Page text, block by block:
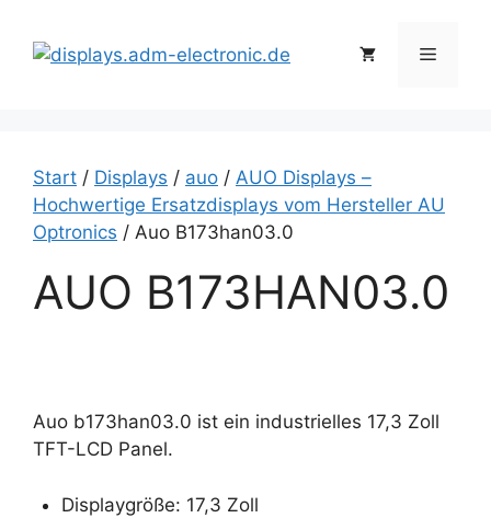
Inhalt
springen
Menü
Start / Displays / auo / AUO Displays –
Hochwertige Ersatzdisplays vom Hersteller AU
Optronics / Auo B173han03.0
AUO B173HAN03.0
Auo b173han03.0 ist ein industrielles 17,3 Zoll
TFT-LCD Panel.
Displaygröße: 17,3 Zoll